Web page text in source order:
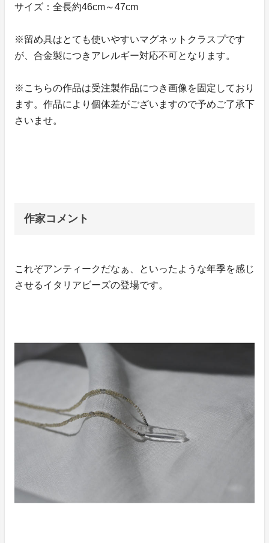
サイズ：全長約46cm～47cm
※留め具はとても使いやすいマグネットクラスプです
が、合金製につきアレルギー対応不可となります。
※こちらの作品は受注製作品につき画像を固定しており
ます。作品により個体差がございますので予めご了承下
さいませ。
作家コメント
これぞアンティークだなぁ、といったような年季を感じ
させるイタリアビーズの登場です。